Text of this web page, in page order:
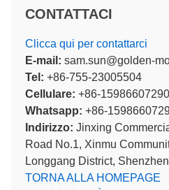
CONTATTACI
Clicca qui per contattarci
E-mail: sam.sun@golden-
Tel: +86-755-23005504
Cellulare: +86-15986607290
Whatsapp: +86-
Indirizzo: Jinxing
Road No.1, Xinmu
Longgang District,
TORNA ALLA HOMEPAGE